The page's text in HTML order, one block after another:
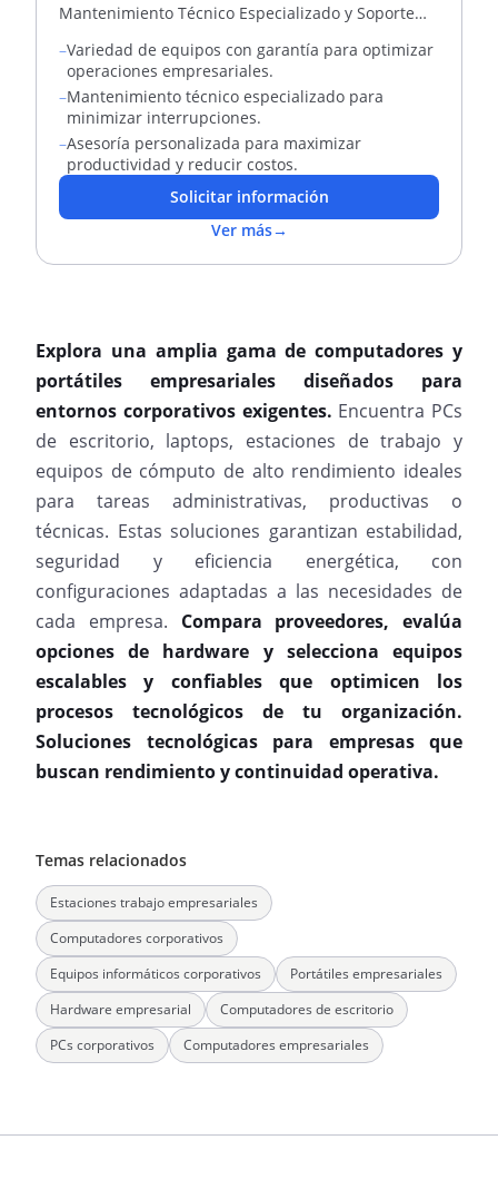
Mantenimiento Técnico Especializado y Soporte
–Variedad de equipos con garantía para optimizar
operaciones empresariales.
–Mantenimiento técnico especializado para
minimizar interrupciones.
–Asesoría personalizada para maximizar
productividad y reducir costos.
Solicitar información
Ver más→
Explora una amplia gama de computadores y
portátiles empresariales diseñados para
entornos corporativos exigentes. Encuentra PCs
de escritorio, laptops, estaciones de trabajo y
equipos de cómputo de alto rendimiento ideales
para tareas administrativas, productivas o
técnicas. Estas soluciones garantizan estabilidad,
seguridad y eficiencia energética, con
configuraciones adaptadas a las necesidades de
cada empresa. Compara proveedores, evalúa
opciones de hardware y selecciona equipos
escalables y confiables que optimicen los
procesos tecnológicos de tu organización.
Soluciones tecnológicas para empresas que
buscan rendimiento y continuidad operativa.
Temas relacionados
Estaciones trabajo empresariales
Computadores corporativos
Equipos informáticos corporativos
Portátiles empresariales
Hardware empresarial
Computadores de escritorio
PCs corporativos
Computadores empresariales